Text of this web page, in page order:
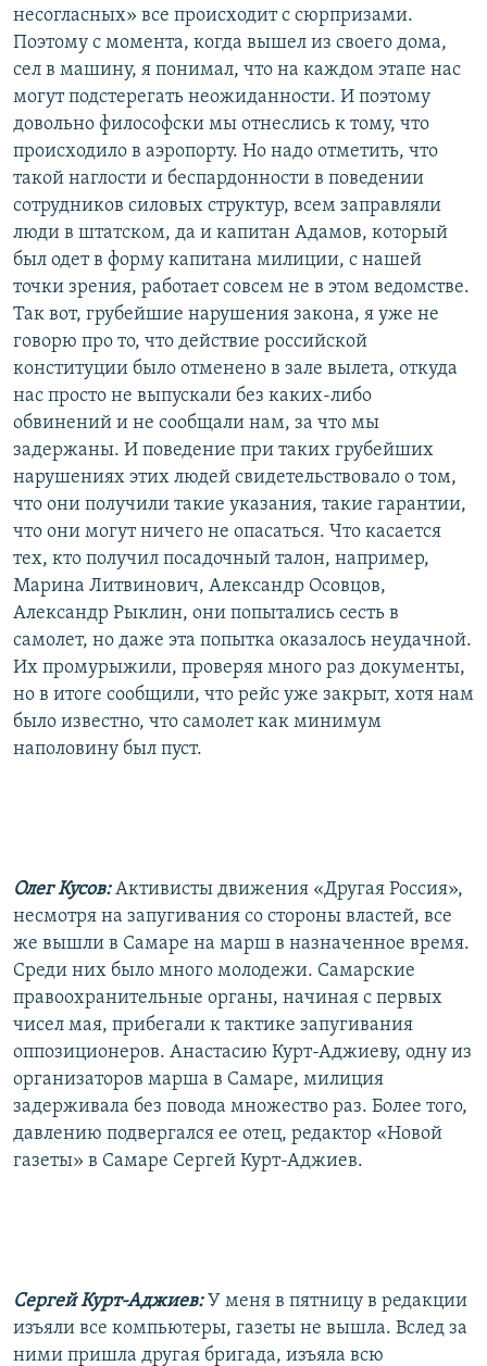
несогласных» все происходит с сюрпризами.
Поэтому с момента, когда вышел из своего дома,
сел в машину, я понимал, что на каждом этапе нас
могут подстерегать неожиданности. И поэтому
довольно философски мы отнеслись к тому, что
происходило в аэропорту. Но надо отметить, что
такой наглости и беспардонности в поведении
сотрудников силовых структур, всем заправляли
люди в штатском, да и капитан Адамов, который
был одет в форму капитана милиции, с нашей
точки зрения, работает совсем не в этом ведомстве.
Так вот, грубейшие нарушения закона, я уже не
говорю про то, что действие российской
конституции было отменено в зале вылета, откуда
нас просто не выпускали без каких-либо
обвинений и не сообщали нам, за что мы
задержаны. И поведение при таких грубейших
нарушениях этих людей свидетельствовало о том,
что они получили такие указания, такие гарантии,
что они могут ничего не опасаться. Что касается
тех, кто получил посадочный талон, например,
Марина Литвинович, Александр Осовцов,
Александр Рыклин, они попытались сесть в
самолет, но даже эта попытка оказалось неудачной.
Их промурыжили, проверяя много раз документы,
но в итоге сообщили, что рейс уже закрыт, хотя нам
было известно, что самолет как минимум
наполовину был пуст.
Олег Кусов:Активисты движения «Другая Россия»,
несмотря на запугивания со стороны властей, все
же вышли в Самаре на марш в назначенное время.
Среди них было много молодежи. Самарские
правоохранительные органы, начиная с первых
чисел мая, прибегали к тактике запугивания
оппозиционеров. Анастасию Курт-Аджиеву, одну из
организаторов марша в Самаре, милиция
задерживала без повода множество раз. Более того,
давлению подвергался ее отец, редактор «Новой
газеты» в Самаре Сергей Курт-Аджиев.
Сергей Курт-Аджиев:У меня в пятницу в редакции
изъяли все компьютеры, газеты не вышла. Вслед за
ними пришла другая бригада, изъяла всю